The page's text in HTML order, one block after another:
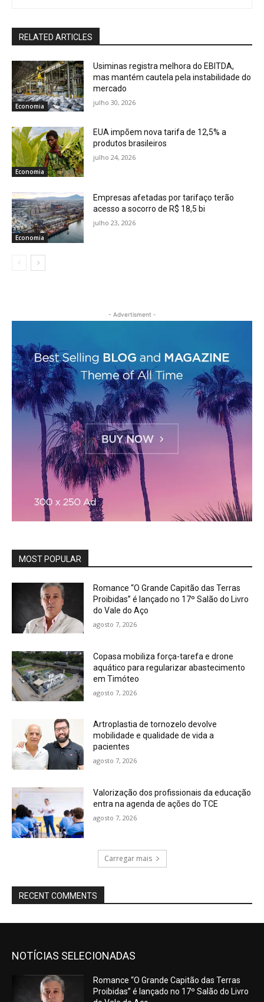
RELATED ARTICLES
Economia
Usiminas registra melhora do EBITDA,
mas mantém cautela pela instabilidade do
mercado
julho 30, 2026
Economia
EUA impõem nova tarifa de 12,5% a
produtos brasileiros
julho 24, 2026
Economia
Empresas afetadas por tarifaço terão
acesso a socorro de R$ 18,5 bi
julho 23, 2026
- Advertisment -
MOST POPULAR
Romance “O Grande Capitão das Terras
Proibidas” é lançado no 17º Salão do Livro
do Vale do Aço
agosto 7, 2026
Copasa mobiliza força-tarefa e drone
aquático para regularizar abastecimento
em Timóteo
agosto 7, 2026
Artroplastia de tornozelo devolve
mobilidade e qualidade de vida a
pacientes
agosto 7, 2026
Valorização dos profissionais da educação
entra na agenda de ações do TCE
agosto 7, 2026
Carregar mais
RECENT COMMENTS
NOTÍCIAS SELECIONADAS
Romance “O Grande Capitão das Terras
Proibidas” é lançado no 17º Salão do Livro